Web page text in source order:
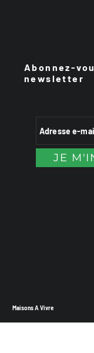
Abonnez-
newsletter
Maisons A Vivre